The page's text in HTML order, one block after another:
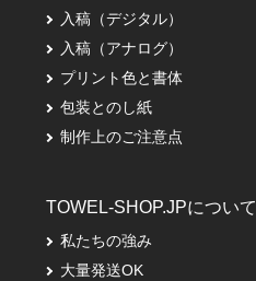
入稿（デジタル）
入稿（アナログ）
プリント色と書体
包装とのし紙
制作上のご注意点
TOWEL-SHOP.JPについて
私たちの強み
大量発送OK